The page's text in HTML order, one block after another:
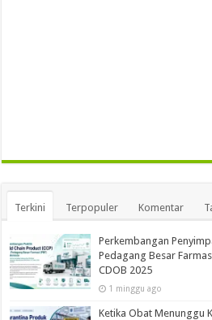
Terkini Terpopuler Komentar
Perkembangan
Pedagang Besar
CDOB 2025
1 minggu ago
Ketika Obat Menunggu